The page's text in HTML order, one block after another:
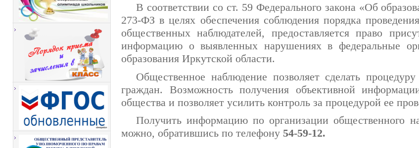
В соответствии со ст. 59 Федерального закона «Об
273-ФЗ в целях обеспечения соблюдения порядка
общественных наблюдателей, предоставляется право
информацию о выявленных нарушениях в федеральные
образования Иркутской области.
Общественное наблюдение позволяет сделать
граждан. Возможность получения объективной
общества и позволяет усилить контроль за процедурой ее
Получить информацию по организации общественного
можно, обратившись по телефону 54-59-12.